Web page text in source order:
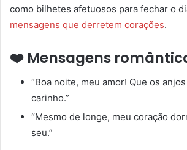
como bilhetes afetuosos para fechar o
mensagens que derretem corações.
❤️ Mensagens
“Boa noite, meu amor! Que os
carinho.”
“Mesmo de longe, meu coração
seu.”